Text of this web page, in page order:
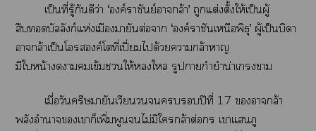
เป็นที่รู้กันดีว่า ‘องค์ราชันย์ากล้า’ ถูกแต่งตั้งให้เป็นผู้
สืบบัลลังก์แห่งเมืองมายันต่อา ‘องค์ราชันเหนือพิธุ’ ผู้เป็นบิดา
ากล้าเป็นโองค์โที่เปี่ยมได้วยากล้าา
มีใหน้าาเข้มให้ใ รูปากำยำน่าเา
เมื่อวันครีษมายันเวียนปีที่ 17 ากล้า
พลังอำนาจเาก็เพิ่มพูนไม่มีใกล้าต่อกร เาแภู